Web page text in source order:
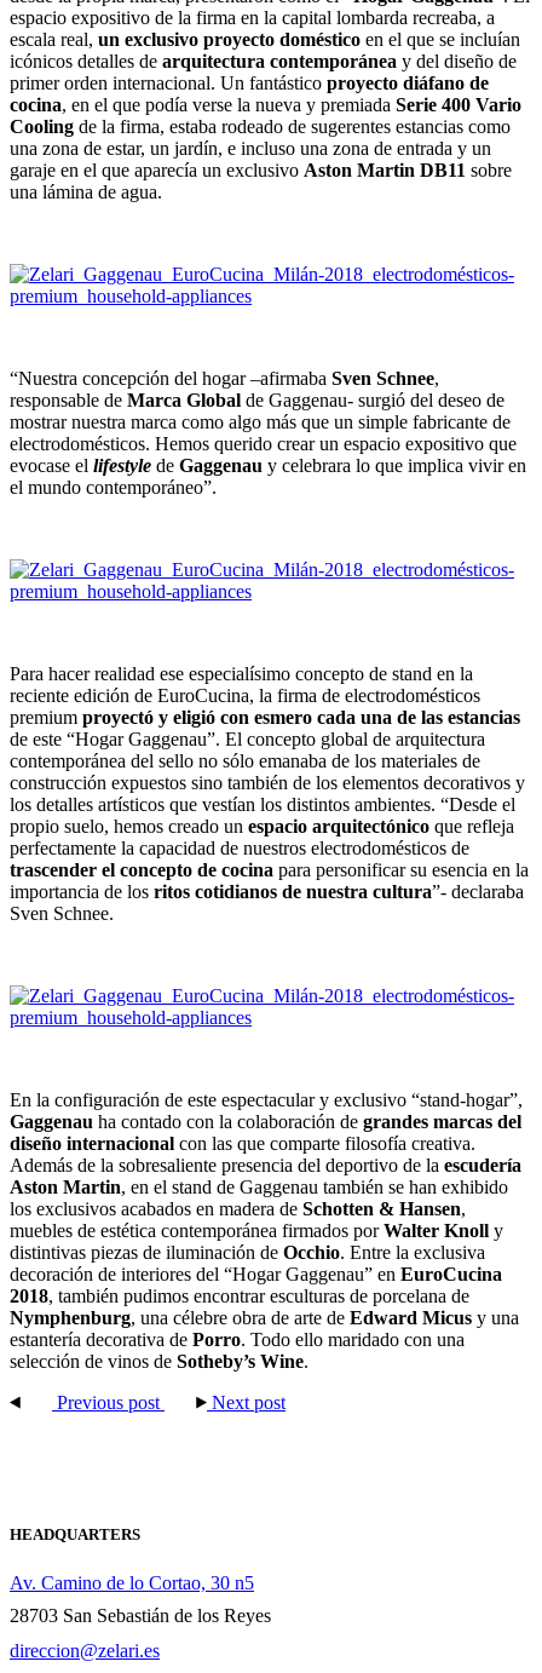
espacio expositivo de la firma en la capital lombarda recreaba, a
escala real, un exclusivo proyecto doméstico en el que se incluían
icónicos detalles de arquitectura contemporánea y del diseño de
primer orden internacional. Un fantástico proyecto diáfano de
cocina, en el que podía verse la nueva y premiada Serie 400 Vario
Cooling de la firma, estaba rodeado de sugerentes estancias como
una zona de estar, un jardín, e incluso una zona de entrada y un
garaje en el que aparecía un exclusivo Aston Martin DB11 sobre
una lámina de agua.
“Nuestra concepción del hogar –afirmaba Sven Schnee,
responsable de Marca Global de Gaggenau- surgió del deseo de
mostrar nuestra marca como algo más que un simple fabricante de
electrodomésticos. Hemos querido crear un espacio expositivo que
evocase el lifestyle de Gaggenau y celebrara lo que implica vivir en
el mundo contemporáneo”.
Para hacer realidad ese especialísimo concepto de stand en la
reciente edición de EuroCucina, la firma de electrodomésticos
premium proyectó y eligió con esmero cada una de las estancias
de este “Hogar Gaggenau”. El concepto global de arquitectura
contemporánea del sello no sólo emanaba de los materiales de
construcción expuestos sino también de los elementos decorativos y
los detalles artísticos que vestían los distintos ambientes. “Desde el
propio suelo, hemos creado un espacio arquitectónico que refleja
perfectamente la capacidad de nuestros electrodomésticos de
trascender el concepto de cocina para personificar su esencia en la
importancia de los ritos cotidianos de nuestra cultura”- declaraba
Sven Schnee.
En la configuración de este espectacular y exclusivo “stand-hogar”,
Gaggenau ha contado con la colaboración de grandes marcas del
diseño internacional con las que comparte filosofía creativa.
Además de la sobresaliente presencia del deportivo de la escudería
Aston Martin, en el stand de Gaggenau también se han exhibido
los exclusivos acabados en madera de Schotten & Hansen,
muebles de estética contemporánea firmados porWalter Knoll y
distintivas piezas de iluminación de Occhio. Entre la exclusiva
decoración de interiores del “Hogar Gaggenau” en EuroCucina
2018, también pudimos encontrar esculturas de porcelana de
Nymphenburg, una célebre obra de arte de Edward Micus y una
estantería decorativa de Porro. Todo ello maridado con una
selección de vinos de Sotheby’s Wine.
Previous post
Next post
HEADQUARTERS
Av. Camino de lo Cortao, 30 n5
28703 San Sebastián de los Reyes
direccion@zelari.es